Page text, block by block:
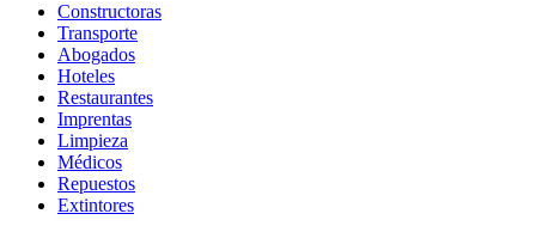
Constructoras
Transporte
Abogados
Hoteles
Restaurantes
Imprentas
Limpieza
Médicos
Repuestos
Extintores